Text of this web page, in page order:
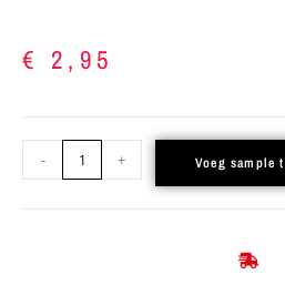
€ 2,95
- + Voeg sample